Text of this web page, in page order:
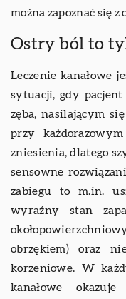
można zapoznać się
Ostry ból to
Leczenie kanałowe
sytuacji, gdy pacjent
zęba, nasilającym
przy
zniesienia, dlatego
sensowne
zabiegu to m.in.
wyraźny stan
obrzękiem) oraz
korzeniowe. W
kanałowe